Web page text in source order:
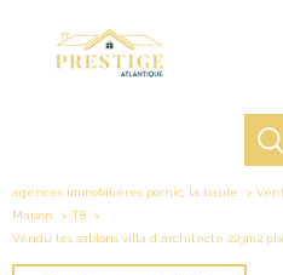
agences immobilières pornic, la baule
Maison
T8
Vendu les sablons villa d architecte 223m2